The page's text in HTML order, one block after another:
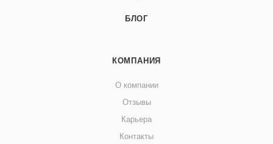
БЛОГ
КОМПАНИЯ
О компании
Отзывы
Карьера
Контакты